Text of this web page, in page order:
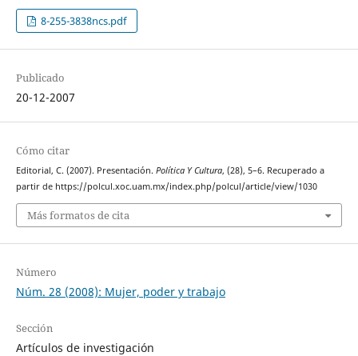
8-255-3838ncs.pdf
Publicado
20-12-2007
Cómo citar
Editorial, C. (2007). Presentación. Política Y Cultura, (28), 5–6. Recuperado a
partir de https://polcul.xoc.uam.mx/index.php/polcul/article/view/1030
Más formatos de cita
Número
Núm. 28 (2008): Mujer, poder y trabajo
Sección
Artículos de investigación